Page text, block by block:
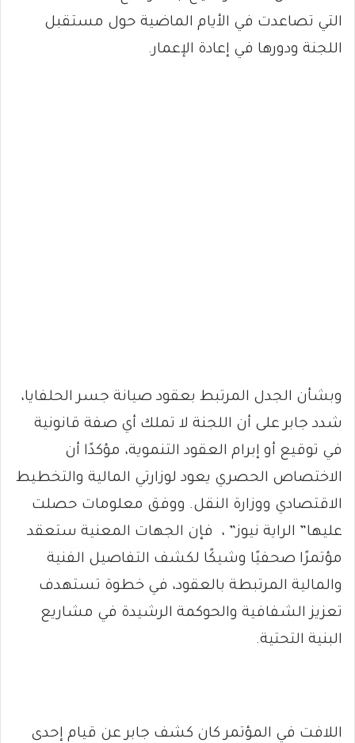
التي تصاعدت في الأيام الماضية حول مستقبل
اللجنة ودورها في إعادة الإعمار.
وبشأن الجدل المرتبط بعقود صيانة جسر الحلفايا،
شدد جابر على أن اللجنة لا تملك أي صفة قانونية
في توقيع أو إبرام العقود التنموية، مؤكدًا أن
الاختصاص الحصري يعود لوزارتي المالية والتخطيط
الاقتصادي ووزارة النقل. ووفق معلومات حصلت
عليها” الراية نيوز” ، فإن الجهات المعنية ستعقد
مؤتمرًا صحفيًا وشيكًا لكشف التفاصيل الفنية
والمالية المرتبطة بالعقود، في خطوة تستهدف
تعزيز الشفافية والحوكمة الرشيدة في مشاريع
البنية التحتية.
اللافت في المؤتمر كان كشف جابر عن قيام إحدى